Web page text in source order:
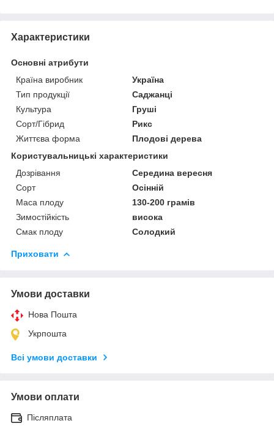
Характеристики
Основні атрибути
Країна виробник
Україна
Тип продукції
Саджанці
Культура
Груші
Сорт/Гібрид
Рикс
Життєва форма
Плодові дерева
Користувальницькі характеристики
Дозрівання
Середина вересня
Сорт
Осінній
Маса плоду
130-200 грамів
Зимостійкість
висока
Смак плоду
Солодкий
Приховати
Умови доставки
Нова Пошта
Укрпошта
Всі умови доставки
Умови оплати
Післяплата